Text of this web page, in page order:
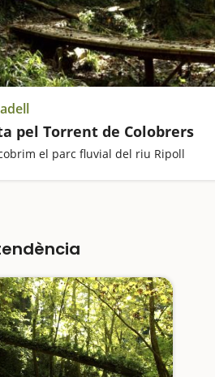
pel Torrent de Colobrers
el parc fluvial del riu Ripoll